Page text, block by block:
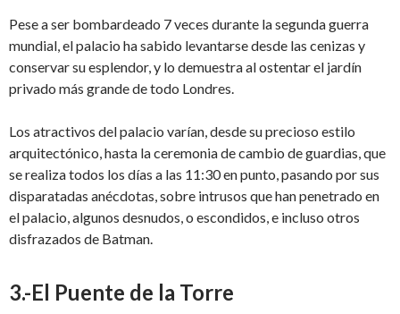
Pese a ser bombardeado 7 veces durante la segunda guerra
mundial, el palacio ha sabido levantarse desde las cenizas y
conservar su esplendor, y lo demuestra al ostentar el jardín
privado más grande de todo Londres.
Los atractivos del palacio varían, desde su precioso estilo
arquitectónico, hasta la ceremonia de cambio de guardias, que
se realiza todos los días a las 11:30 en punto, pasando por sus
disparatadas anécdotas, sobre intrusos que han penetrado en
el palacio, algunos desnudos, o escondidos, e incluso otros
disfrazados de Batman.
3.-El Puente de la Torre